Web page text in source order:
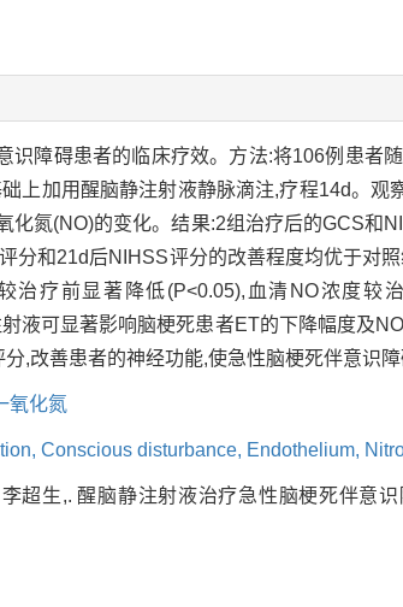
识障碍患者的临床疗效。方法:将106例患者
上加用醒脑静注射液静脉滴注,疗程14d。
化氮(NO)的变化。结果:2组治疗后的GCS和
分和21d后NIHSS评分的改善程度均优于对
治疗前显著降低(P<0.05),血清NO浓度较
液可显著影响脑梗死患者ET的下降幅度及
,改善患者的神经功能,使急性脑梗死伴意识障
氧化氮
Conscious disturbance, Endothelium,
超生,. 醒脑静注射液治疗急性脑梗死伴意